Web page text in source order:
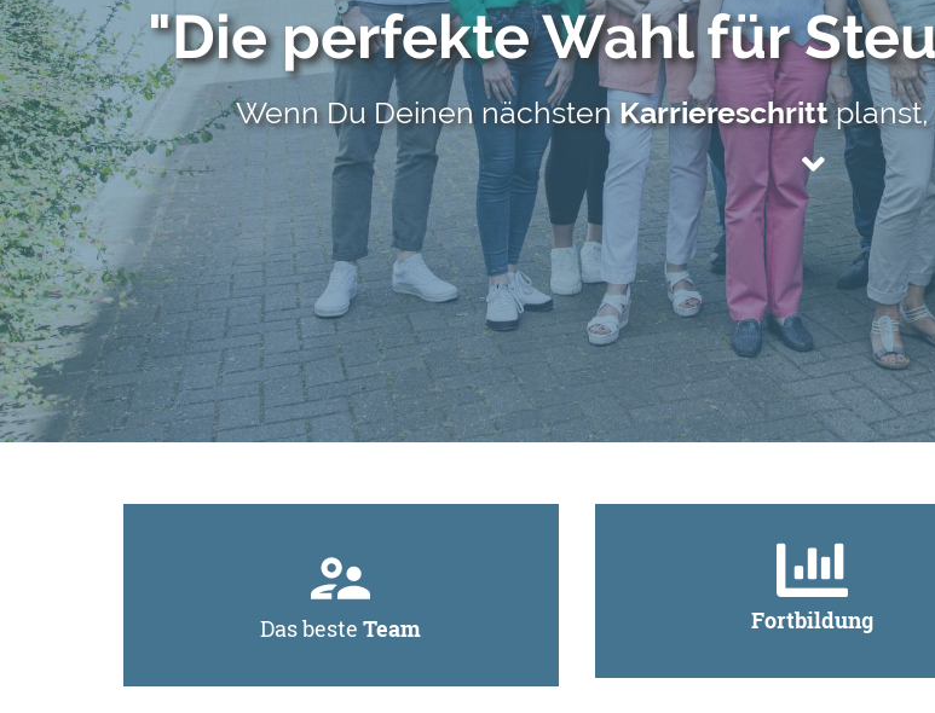
"Die perfekte Wahl für
Wenn Du Deinen nächstenKarriereschrittplanst,
Das besteTeam Fortbildung